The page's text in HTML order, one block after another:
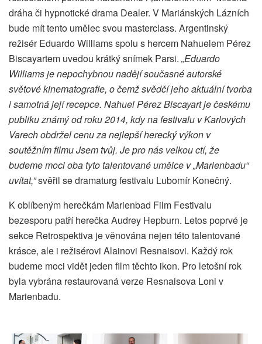
dráha či hypnotické drama Dealer. V Mariánských Lázních
bude mít tento umělec svou masterclass. Argentinský
režisér Eduardo Williams spolu s hercem Nahuelem Pérez
Biscayartem uvedou krátký snímek Parsi. „Eduardo
Williams je nepochybnou nadějí současné autorské
světové kinematografie, o čemž svědčí jeho aktuální tvorba
i samotná její recepce. Nahuel Pérez Biscayart je českému
publiku známý od roku 2014, kdy na festivalu v Karlových
Varech obdržel cenu za nejlepší herecký výkon v
soutěžním filmu Jsem tvůj. Je pro nás velkou ctí, že
budeme moci oba tyto talentované umělce v „Marienbadu“
uvítat,”svěřil se dramaturg festivalu Lubomír Konečný.
K oblíbeným herečkám Marienbad Film Festivalu
bezesporu patří herečka Audrey Hepburn. Letos poprvé je
sekce Retrospektiva je věnována nejen této talentované
krásce, ale i režisérovi Alainovi Resnaisovi. Každý rok
budeme moci vidět jeden film těchto ikon. Pro letošní rok
byla vybrána restaurovaná verze Resnaisova Loni v
Marienbadu.